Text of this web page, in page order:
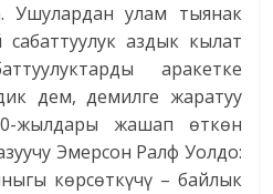
Ушулардан улам тыянак
аздык кылат
аракетке
дем, демилге жаратуу
жылдары жашап өткөн
Эмерсон Ралф Уолдо:
көрсөткүчү – байлык